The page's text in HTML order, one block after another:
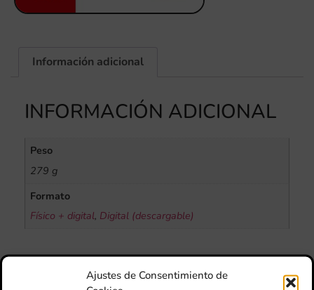
Ajustes de Consentimiento de
Información adicional
INFORMACIÓN ADICIONAL
Peso
279 g
Formato
Físico + digital, Digital (descargable)